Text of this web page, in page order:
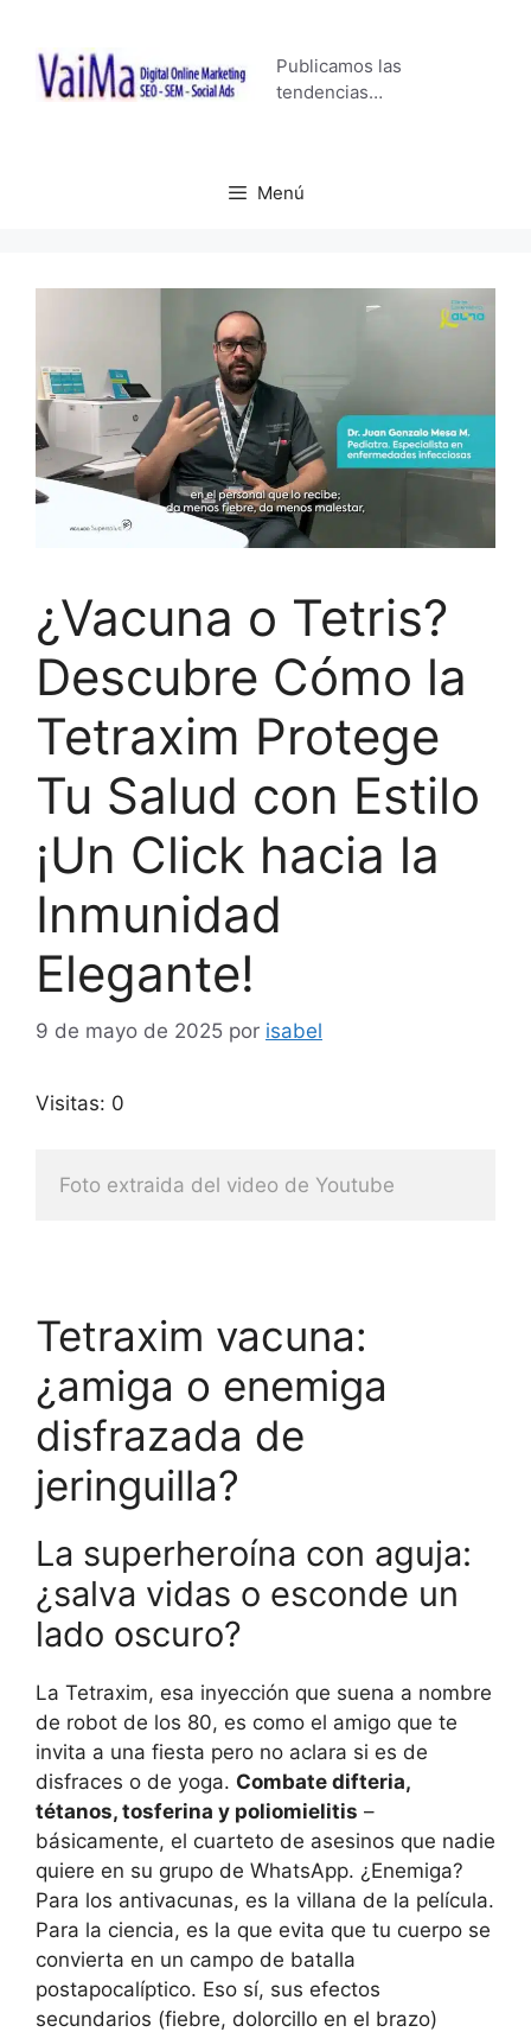
contenido
Publicamos las
tendencias…
Menú
¿Vacuna o Tetris?
Descubre Cómo la
Tetraxim Protege
Tu Salud con Estilo
¡Un Click hacia la
Inmunidad
Elegante!
9 de mayo de 2025 por isabel
Visitas: 0
Foto extraida del video de Youtube
Tetraxim vacuna:
¿amiga o enemiga
disfrazada de
jeringuilla?
La superheroína con aguja:
¿salva vidas o esconde un
lado oscuro?
La Tetraxim, esa inyección que suena a nombre
de robot de los 80, es como el amigo que te
invita a una fiesta pero no aclara si es de
disfraces o de yoga. Combate difteria,
tétanos, tosferina y poliomielitis –
básicamente, el cuarteto de asesinos que nadie
quiere en su grupo de WhatsApp. ¿Enemiga?
Para los antivacunas, es la villana de la película.
Para la ciencia, es la que evita que tu cuerpo se
convierta en un campo de batalla
postapocalíptico. Eso sí, sus efectos
secundarios (fiebre, dolorcillo en el brazo)